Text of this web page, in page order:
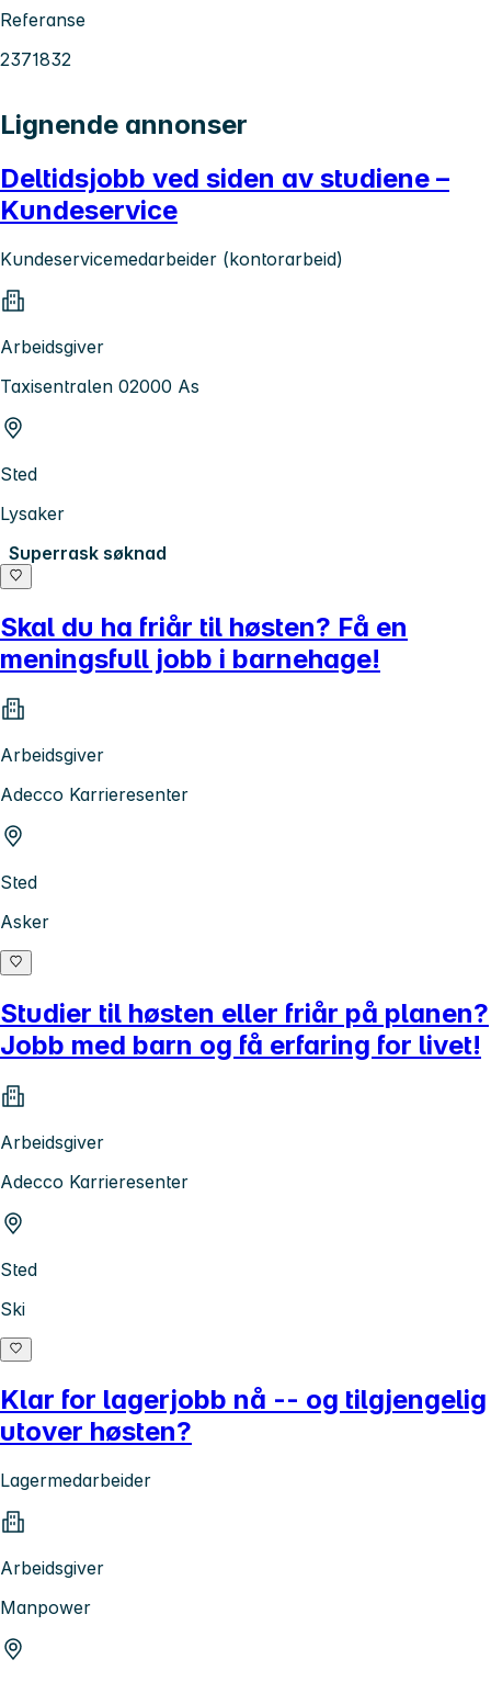
Referanse
2371832
Lignende annonser
Deltidsjobb ved siden av studiene –
Kundeservice
Kundeservicemedarbeider (kontorarbeid)
Arbeidsgiver
Taxisentralen 02000 As
Sted
Lysaker
Superrask søknad
Skal du ha friår til høsten? Få en
meningsfull jobb i barnehage!
Arbeidsgiver
Adecco Karrieresenter
Sted
Asker
Studier til høsten eller friår på planen?
Jobb med barn og få erfaring for livet!
Arbeidsgiver
Adecco Karrieresenter
Sted
Ski
Klar for lagerjobb nå -- og tilgjengelig
utover høsten?
Lagermedarbeider
Arbeidsgiver
Manpower